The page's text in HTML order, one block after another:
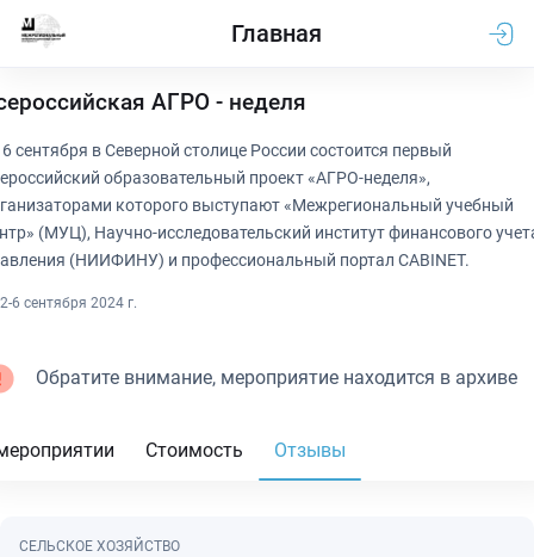
Главная
АГРО - неделя
6 сентября в Северной столице России состоится первый
образовательный проект «АГРО-неделя»,
которого выступают «Межрегиональный учебный
(МУЦ), Научно-исследовательский институт финансового
(НИИФИНУ) и профессиональный портал CABINET.
2-6 сентября 2024 г.
Обратите внимание, мероприятие находится в архиве
Стоимость Отзывы
СЕЛЬСКОЕ ХОЗЯЙСТВО